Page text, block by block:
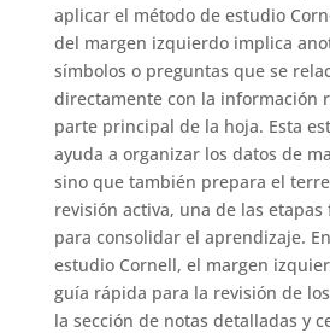
aplicar el método de estudio
del margen izquierdo implica
símbolos o preguntas que se
directamente con la información
parte principal de la hoja. Esta
ayuda a organizar los datos de
sino que también prepara el
revisión activa, una de las
para consolidar el aprendizaje.
estudio Cornell, el margen
guía rápida para la revisión de
la sección de notas detalladas y